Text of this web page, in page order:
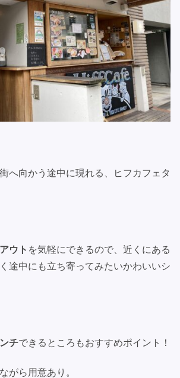
へ向かう途中に現れる、ヒフカフェタ
ウト を気軽にできるので、近くにある
途中にも立ち寄ってみたいかわいいシ
チできるところもおすすめポイント！
がら用意あり。